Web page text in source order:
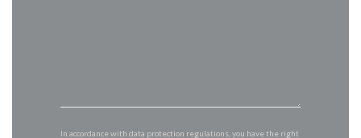
In accordance with data protection regulations, you have the right